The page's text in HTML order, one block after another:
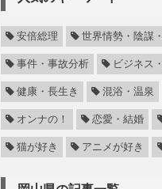
安倍総理 世界情勢・陰謀
事件・事故分析 ビジネス
健康・長生き 混浴・温泉
オンナの！ 恋愛・結婚
猫が好き アニメが好き